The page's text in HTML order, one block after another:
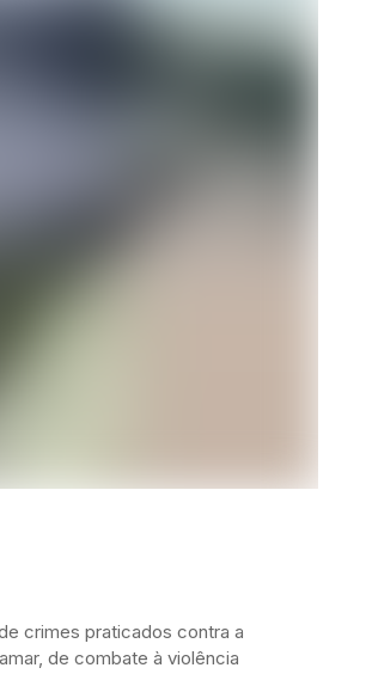
crimes praticados contra a
de combate à violência